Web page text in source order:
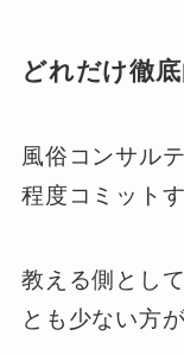
どれだけ徹
風俗コンサル
程度コミット
教える側とし
とも少ない方